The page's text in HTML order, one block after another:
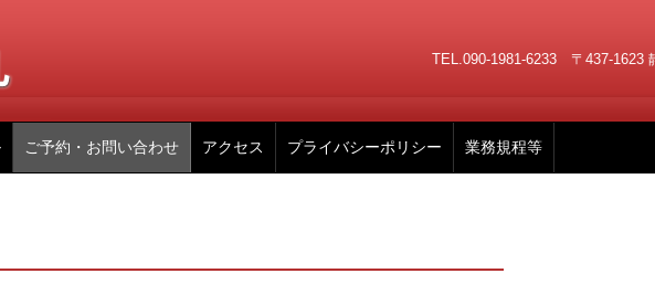
TEL.090-1981-6233 〒437-1623
ご予約・お問い合わせ アクセス プライバシーポリシー 業務規程等